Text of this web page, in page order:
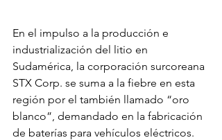
En el impulso a la producción e
industrialización del litio en
Sudamérica, la corporación surcoreana
STX Corp. se suma a la fiebre en esta
región por el también llamado “oro
blanco”, demandado en la fabricación
de baterías para vehículos eléctricos.